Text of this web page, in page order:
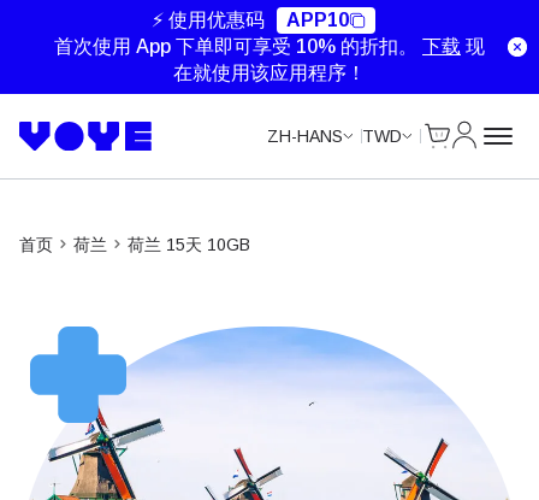
⚡ 使用优惠码
APP10
首次使用 App 下单即可享受 10% 的折扣。 下载 现
在就使用该应用程序！
ZH-HANS TWD
首页 荷兰 荷兰 15天 10GB